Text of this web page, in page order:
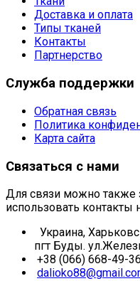
Доставка и оплата
Типы тканей
Контакты
Партнерство
Служба поддержки
Обратная связь
Политика
Карта сайта
Связаться с нами
Для связи можно также
использовать контакты
Украина,
пгт Буды.
+38 (066) 668-49-36